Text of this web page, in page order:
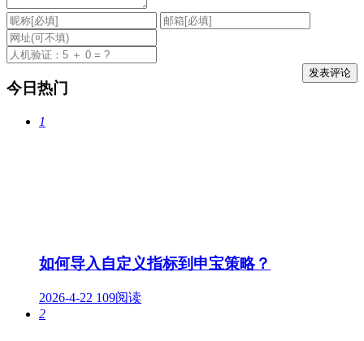
今日热门
1
如何导入自定义指标到申宝策略？
2026-4-22 109阅读
2